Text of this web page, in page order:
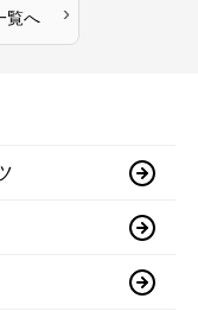
覧へ ›